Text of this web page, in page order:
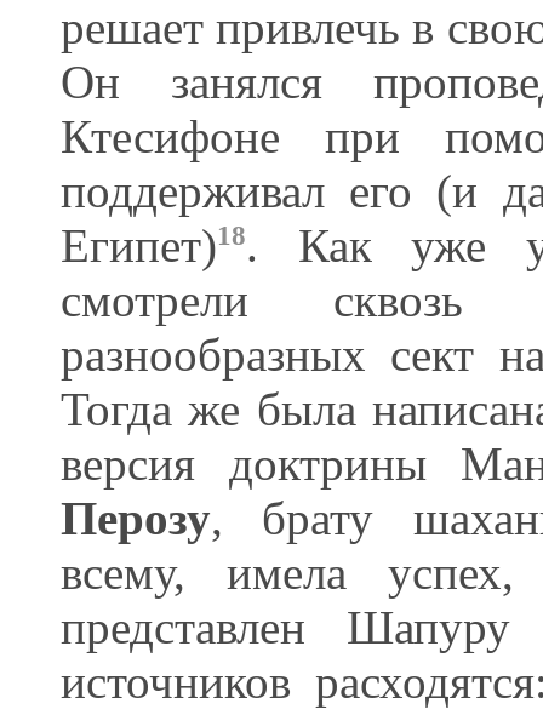
решает привлечь в
Он занялся
Ктесифоне при
поддерживал его (и
Египет)18. Как уже
смотрели сквозь
разнообразных сект
Тогда же была
версия доктрины
Перозу, брату
всему, имела
представлен
источников